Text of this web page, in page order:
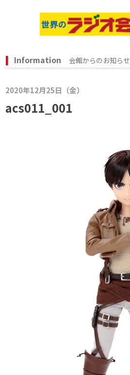
Information 会館からのお知らせ
2020年12月25日（金）
acs011_001